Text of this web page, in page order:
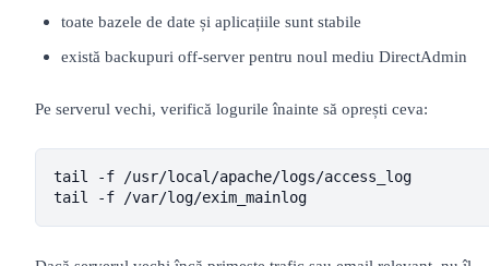
toate bazele de date și aplicațiile sunt stabile
există backupuri off-server pentru noul mediu DirectAdmin
Pe serverul vechi, verifică logurile înainte să oprești ceva:
tail -f /usr/local/apache/logs/access_log
tail -f /var/log/exim_mainlog